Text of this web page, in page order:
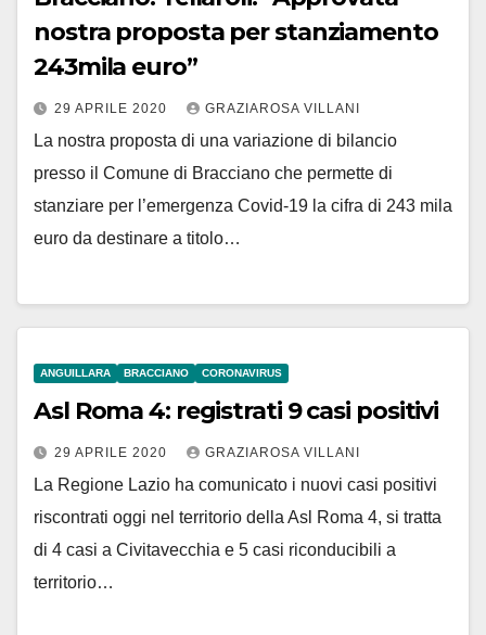
nostra proposta per stanziamento
243mila euro”
29 APRILE 2020 GRAZIAROSA VILLANI
La nostra proposta di una variazione di bilancio
presso il Comune di Bracciano che permette di
stanziare per l’emergenza Covid-19 la cifra di 243 mila
euro da destinare a titolo…
ANGUILLARA BRACCIANO CORONAVIRUS
Asl Roma 4: registrati 9 casi positivi
29 APRILE 2020 GRAZIAROSA VILLANI
La Regione Lazio ha comunicato i nuovi casi positivi
riscontrati oggi nel territorio della Asl Roma 4, si tratta
di 4 casi a Civitavecchia e 5 casi riconducibili a
territorio…